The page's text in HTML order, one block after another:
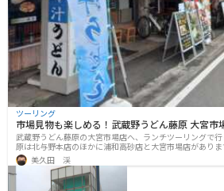
ツーリング
市場見物も楽しめる！武蔵野うどん藤原 大宮市
武蔵野うどん藤原の大宮市場店へ、ランチツーリングで
原は北与野本店のほかに浦和高砂店と大宮市場店があり
ょうどいい感じで遠いのと、以前から大宮市場自体も気
地にしました。大宮市場の駐車場です。900台分あるそ
食事処に近いスペースは結構埋まっていました。少し離れ
す。駐車場のわきに、食堂が数軒並んでいます。どこもみ
美久田 渓